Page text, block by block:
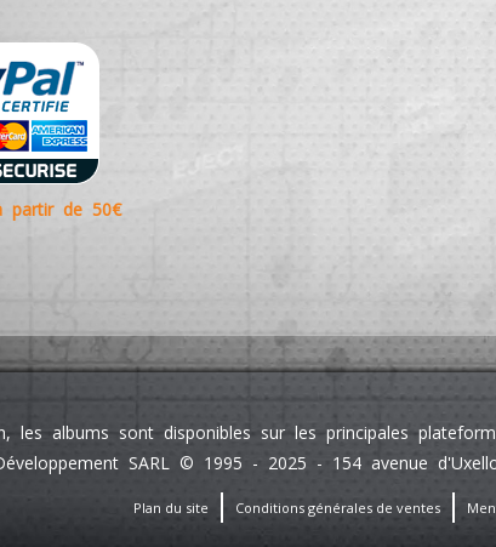
partir de 50€
les albums sont disponibles sur les principales
SARL © 1995 - 2025 - 154 avenue
Plan du site Conditions générales de ventes